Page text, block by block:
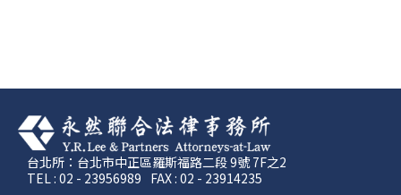
台北所：台北市中正區羅斯福路二段 9號 7F之2
TEL : 02 - 23956989 FAX : 02 - 23914235